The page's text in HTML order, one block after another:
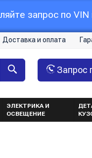
запрос по VIN
Доставка и оплата
Запрос
ЭЛЕКТРИКА И
ОСВЕЩЕНИЕ